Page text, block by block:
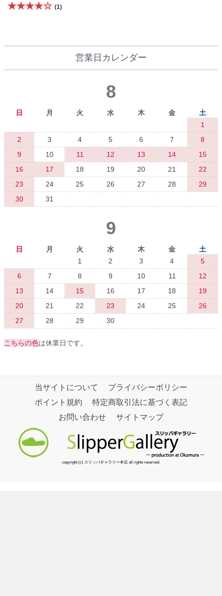
★★★★☆ (1)
営業日カレンダー
8
日 月 火 水 木 金
土
1
2
3 4 5 6 7
8
9
10 11 12 13 14
15
16
17 18 19 20 21
22
23
24 25 26 27 28
29
30
31
9
日 月 火 水 木 金
土
1
2 3 4
5
6
7 8 9 10 11
12
13
14 15 16 17 18
19
20
21 22 23 24 25
26
27
28 29 30
こちらの色は休業日です。
当サイトについて
プライバシーポリシー
ポイント規約
特定商取引法に基づく表記
お問い合わせ
サイトマップ
copyright (c) スリッパギャラリー本店 all rights reserved.